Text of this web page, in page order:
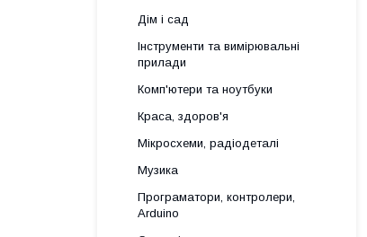
Дім і сад
Інструменти та вимірювальні
прилади
Комп'ютери та ноутбуки
Краса, здоров'я
Мікросхеми, радіодеталі
Музика
Програматори, контролери,
Arduino